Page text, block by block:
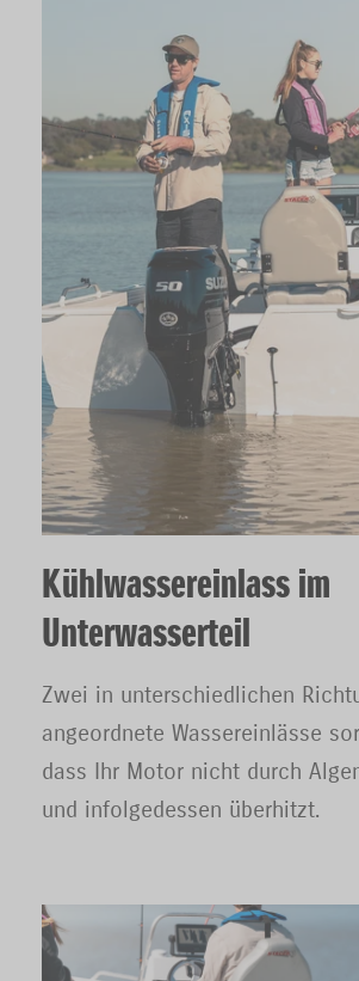
Kühlwassereinlass im
Unterwasserteil
Zwei in unterschiedlichen
angeordnete Wassereinlässe
dass Ihr Motor nicht durch
und infolgedessen überhitzt.